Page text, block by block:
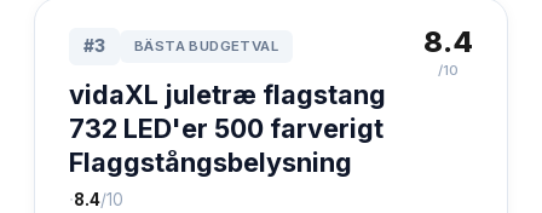
#3 BÄSTA BUDGETVAL
vidaXL juletræ flagstang
732 LED'er 500 farverigt
Flaggstångsbelysning
·8.4/10
8.4
/10